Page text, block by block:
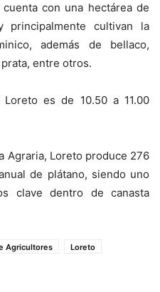
con una hectárea de
principalmente cultivan la
además de bellaco,
entre otros.
es de 10.50 a 11.00
Agraria, Loreto produce 276
de plátano, siendo uno
clave dentro de canasta
Agricultores
Loreto